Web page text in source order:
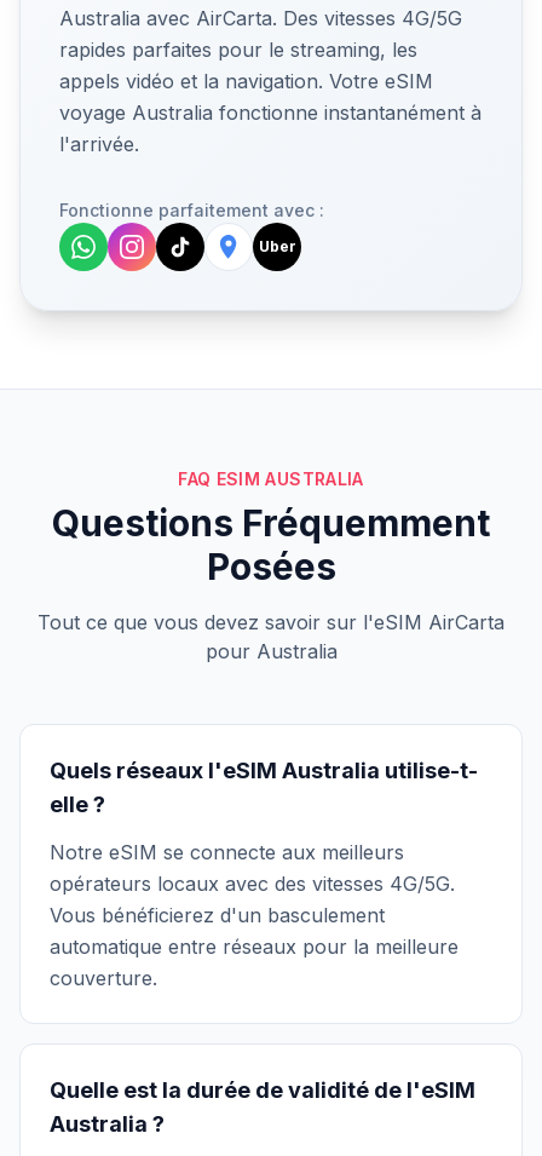
Australia avec AirCarta. Des vitesses 4G/5G
rapides parfaites pour le streaming, les
appels vidéo et la navigation. Votre eSIM
voyage Australia fonctionne instantanément à
l'arrivée.
Fonctionne parfaitement avec :
Uber
FAQ ESIM AUSTRALIA
Questions Fréquemment
Posées
Tout ce que vous devez savoir sur l'eSIM AirCarta
pour Australia
Quels réseaux l'eSIM Australia utilise-t-
elle ?
Notre eSIM se connecte aux meilleurs
opérateurs locaux avec des vitesses 4G/5G.
Vous bénéficierez d'un basculement
automatique entre réseaux pour la meilleure
couverture.
Quelle est la durée de validité de l'eSIM
Australia ?